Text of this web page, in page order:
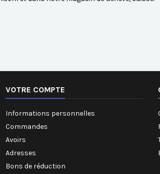
VOTRE COMPTE
Informations personnelles
Commandes
Avoirs
Adresses
Bons de réduction